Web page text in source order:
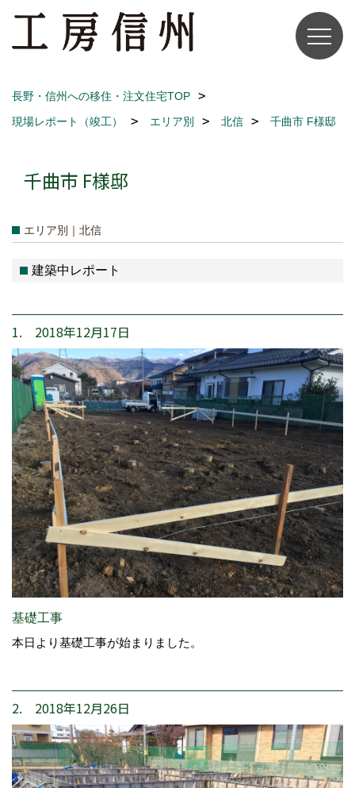
長野・信州への移住・注文住宅TOP
現場レポート（竣工）
エリア別 北信 千曲市 F様邸
千曲市 F様邸
エリア別｜北信
建築中レポート
1. 2018年12月17日
基礎工事
本日より基礎工事が始まりました。
2. 2018年12月26日